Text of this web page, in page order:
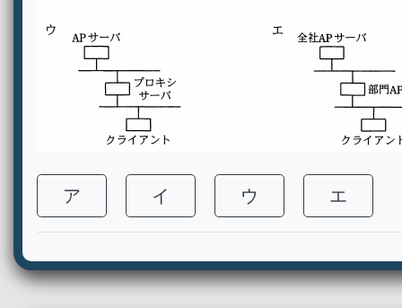
ア イ ウ エ